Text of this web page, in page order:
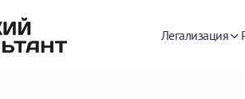
Легализация